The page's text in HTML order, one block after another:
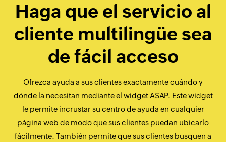
Haga que el servicio al
cliente multilingüe sea
de fácil acceso
Ofrezca ayuda a sus clientes exactamente cuándo y
dónde la necesitan mediante el widget ASAP. Este widget
le permite incrustar su centro de ayuda en cualquier
página web de modo que sus clientes puedan ubicarlo
fácilmente. También permite que sus clientes busquen a